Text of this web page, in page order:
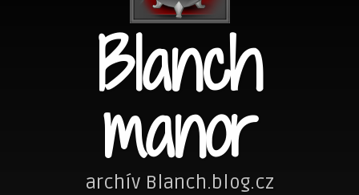
Návštěvní kniha
Blanch
manor
archív Blanch.blog.cz